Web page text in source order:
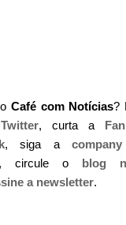
Café com Notícias?
Twitter, curta a
, siga a
, circule o blog
a newsletter.